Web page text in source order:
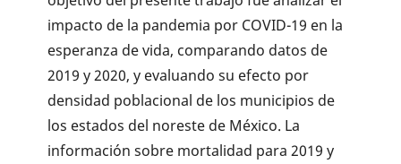
impacto de la pandemia por COVID-19 en la
esperanza de vida, comparando datos de
2019 y 2020, y evaluando su efecto por
densidad poblacional de los municipios de
los estados del noreste de México. La
información sobre mortalidad para 2019 y